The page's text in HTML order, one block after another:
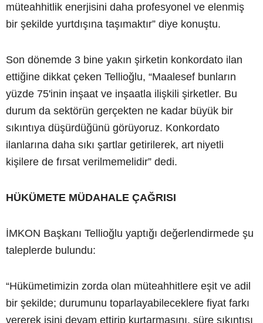
müteahhitlik enerjisini daha profesyonel ve elenmiş
bir şekilde yurtdışına taşımaktır” diye konuştu.
Son dönemde 3 bine yakın şirketin konkordato ilan
ettiğine dikkat çeken Tellioğlu, “Maalesef bunların
yüzde 75'inin inşaat ve inşaatla ilişkili şirketler. Bu
durum da sektörün gerçekten ne kadar büyük bir
sıkıntıya düşürdüğünü görüyoruz. Konkordato
ilanlarına daha sıkı şartlar getirilerek, art niyetli
kişilere de fırsat verilmemelidir” dedi.
HÜKÜMETE MÜDAHALE ÇAĞRISI
İMKON Başkanı Tellioğlu yaptığı değerlendirmede şu
taleplerde bulundu:
“Hükümetimizin zorda olan müteahhitlere eşit ve adil
bir şekilde; durumunu toparlayabileceklere fiyat farkı
vererek işini devam ettirip kurtarmasını, süre sıkıntısı